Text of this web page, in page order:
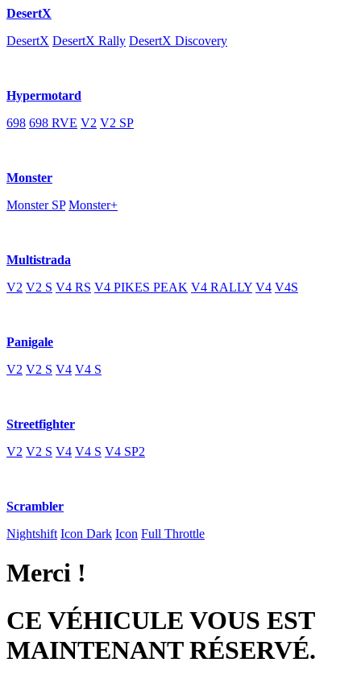
DesertX
DesertX DesertX Rally DesertX Discovery
Hypermotard
698 698 RVE V2 V2 SP
Monster
Monster SP Monster+
Multistrada
V2 V2 S V4 RS V4 PIKES PEAK V4 RALLY V4 V4S
Panigale
V2 V2 S V4 V4 S
Streetfighter
V2 V2 S V4 V4 S V4 SP2
Scrambler
Nightshift Icon Dark Icon Full Throttle
Merci !
CE VÉHICULE VOUS EST
MAINTENANT RÉSERVÉ.